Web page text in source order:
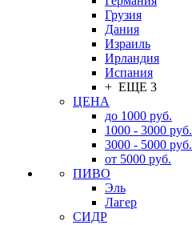
Грузия
Дания
Израиль
Ирландия
Испания
+ ЕЩЕ 3
ЦЕНА
до 1000 руб.
1000 - 3000 руб.
3000 - 5000 руб.
от 5000 руб.
ПИВО
Эль
Лагер
СИДР